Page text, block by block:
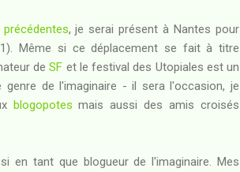
, je serai présent à Nantes pour
Même si ce déplacement se fait à titre
deSF et le festival des Utopiales est un
genre de l'imaginaire - il sera l'occasion, je
blogopotes mais aussi des amis croisés
en tant que blogueur de l'imaginaire. Mes